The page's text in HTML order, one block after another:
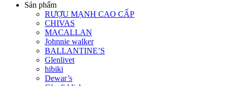
Sản phẩm
RƯỢU MẠNH CAO CẤP
CHIVAS
MACALLAN
Johnnie walker
BALLANTINE’S
Glenlivet
hibiki
Dewar’s